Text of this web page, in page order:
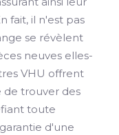
fait, il n'est pas
se révèlent
neuves elles-
VHU offrent
trouver des
toute
d'une